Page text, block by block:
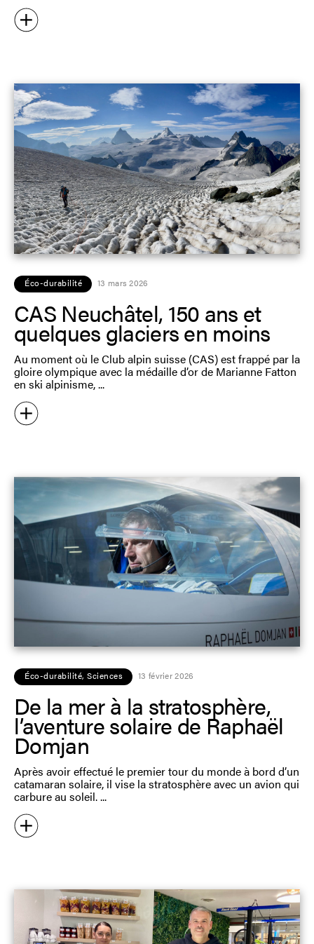
Éco-durabilité 13 mars 2026
CAS Neuchâtel, 150 ans et
quelques glaciers en moins
Au moment où le Club alpin suisse (CAS) est frappé par la
gloire olympique avec la médaille d’or de Marianne Fatton
en ski alpinisme,
Éco-durabilité, Sciences 13 février 2026
De la mer à la stratosphère,
l’aventure solaire de Raphaël
Domjan
Après avoir effectué le premier tour du monde à bord d’un
catamaran solaire, il vise la stratosphère avec un avion qui
carbure au soleil.